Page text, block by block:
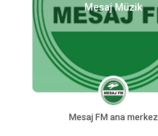
Mesaj Müzik
Mesaj FM ana merkez